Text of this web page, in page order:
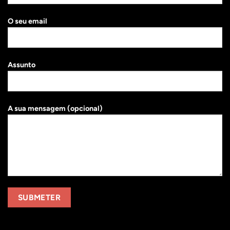
O seu email
Assunto
A sua mensagem (opcional)